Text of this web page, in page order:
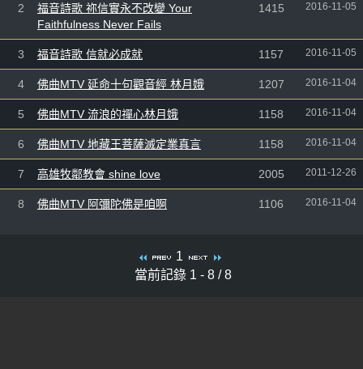
2
福音詩歌 祢信實永不改變 Your
Faithfulness Never Fails
1415 2016-11-05
3 福音詩歌 信就必成就 1157 2016-11-05
4 佛曲MTV 延命十句觀音經 林月娥 1207 2016-11-04
5 佛曲MTV 流浪的禪心林月娥 1158 2016-11-04
6 佛曲MTV 地藏王菩薩滅定業真言 1158 2016-11-04
7 高雄牧鄰教會 shine love 2005 2011-12-26
8 佛曲MTV 阿彌陀佛是咱啊 1106 2016-11-04
1
當前記錄 1 - 8 / 8